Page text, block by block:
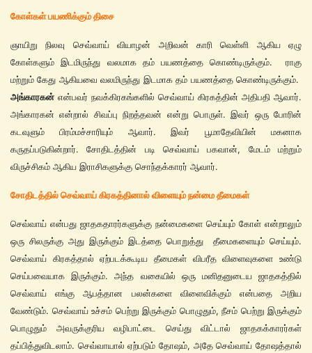
கோள்கள் பயணிக்கும் திசை
ஞாயிறு நிலவு செவ்வாய் வியாழன் அறிவன் காரி வெள்ளி ஆகிய ஏழு
கோள்களும் இடமிருந்து வலமாக தம் பயணத்தை கொண்டிருக்கும். ராகு
மற்றும் கேது ஆகியவை வலமிருந்து இடமாக தம் பயணத்தை கொண்டிருக்கும்.
அங்காரகன் என்பவர் நவக்கிரகங்களில் செவ்வாய் கிரகத்தின் அதிபதி ஆவார்.
அங்காரகன் என்றால் சிவப்பு நிறத்தவன் என்று பொருள். இவர் ஒரு போரின்
கடவுளும் பிரம்மச்சாரியும் ஆவார். இவர் பூமாதேவியின் மகனாக
கருதப்படுகின்றார். சோதிடத்தின் படி செவ்வாய் பகவான், மேடம் மற்றும்
விருச்சிகம் ஆகிய இராசிகளுக்கு சொந்தக்காரர் ஆவார்.
சோதிடத்தில் செவ்வாய் கிரகத்தினால் விளையும் நன்மை தீமைகள்
செவ்வாய் என்பது ஜாதகதாரர்களுக்கு நன்மைகளை செய்யும் கோள் என்றாலும்
ஒரு சிலருக்கு அது இருக்கும் இடத்தை பொறுத்து தீமைகளையும் செய்யும்.
செவ்வாய் கிரகத்தால் ஏற்படக்கூடிய தீமைகள் விபரீத விளைவுகளை உண்டு
செய்பவையாக இருக்கும். அந்த வகையில் ஒரு மனிதனுடைய ஜாதகத்தில்
செவ்வாய் எங்கு ஆபத்தான பலன்களை விளைவிக்கும் என்பதை அறிய
வேண்டும். செவ்வாய் உச்சம் பெற்று இருக்கும் பொழுதும், நீசம் பெற்று இருக்கும்
பொழுதும் அவருக்குரிய வழிபாட்டை செய்து விட்டால் ஜாதகக்காரர்கள்
தப்பித்துவிடலாம். செவ்வாயால் ஏற்படும் தோஷம், அதே செவ்வாய் தோஷத்தால்